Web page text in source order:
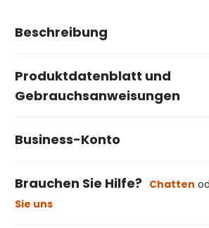
Beschreibung
Produktdatenblatt und
Gebrauchsanweisungen
Business-Konto
Brauchen Sie Hilfe? Chatten
Sie uns